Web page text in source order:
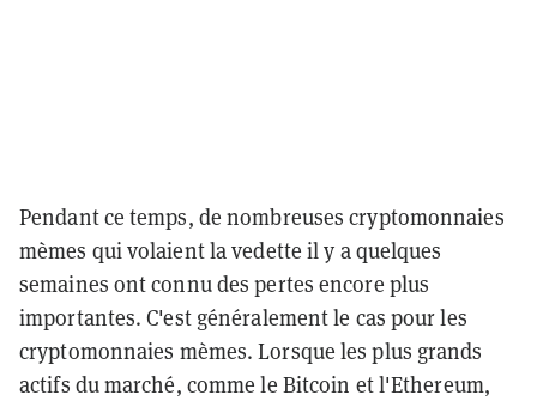
Pendant ce temps, de nombreuses cryptomonnaies
mèmes qui volaient la vedette il y a quelques
semaines ont connu des pertes encore plus
importantes. C'est généralement le cas pour les
cryptomonnaies mèmes. Lorsque les plus grands
actifs du marché, comme le Bitcoin et l'Ethereum,